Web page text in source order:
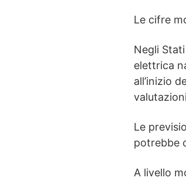
Le cifre
Negli
elettrica
all’inizio
Le
potrebbe
A livello